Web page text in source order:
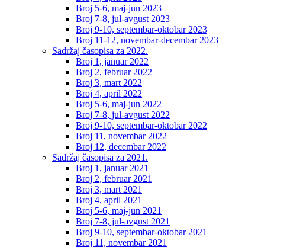
Broj 5-6, maj-jun 2023
Broj 7-8, jul-avgust 2023
Broj 9-10, septembar-oktobar 2023
Broj 11-12, novembar-decembar 2023
Sadržaj časopisa za 2022.
Broj 1, januar 2022
Broj 2, februar 2022
Broj 3, mart 2022
Broj 4, april 2022
Broj 5-6, maj-jun 2022
Broj 7-8, jul-avgust 2022
Broj 9-10, septembar-oktobar 2022
Broj 11, novembar 2022
Broj 12, decembar 2022
Sadržaj časopisa za 2021.
Broj 1, januar 2021
Broj 2, februar 2021
Broj 3, mart 2021
Broj 4, april 2021
Broj 5-6, maj-jun 2021
Broj 7-8, jul-avgust 2021
Broj 9-10, septembar-oktobar 2021
Broj 11, novembar 2021